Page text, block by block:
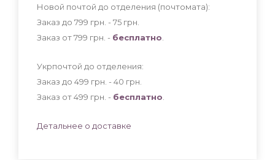
Новой почтой до отделения (почтомата):
Заказ до 799 грн. - 75 грн
Заказ от 799 грн. - бесплатно
Укрпочтой до отделения:
Заказ до 499 грн. - 40 грн
Заказ от 499 грн. - бесплатно
Детальнее о доставке